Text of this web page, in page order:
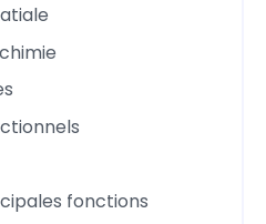
fonctions